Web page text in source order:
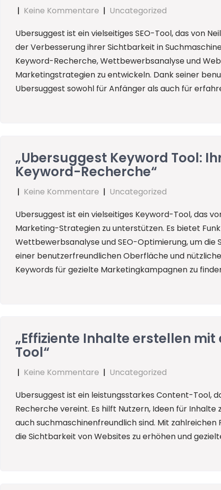
| Keine Kommentare | Uncategorized
Ubersuggest ist ein vielseitiges SEO-Tool, das von
der Verbesserung ihrer Sichtbarkeit in
Keyword-Recherche, Wettbewerbsanalyse und
Marketingstrategien zu entwickeln. Dank seiner
Ubersuggest sowohl für Anfänger als auch für
„Ubersuggest Keyword Tool:
Keyword-Recherche“
| Keine Kommentare | Uncategorized
Ubersuggest ist ein vielseitiges Keyword-Tool, das
Marketing-Strategien zu unterstützen. Es bietet
Wettbewerbsanalyse und SEO-Optimierung, um
einer benutzerfreundlichen Oberfläche und
Keywords für gezielte Marketingkampagnen zu
„Effiziente Inhalte erstellen
Tool“
| Keine Kommentare | Uncategorized
Ubersuggest ist ein leistungsstarkes Content-Tool,
Recherche vereint. Es hilft Nutzern, Ideen für
auch suchmaschinenfreundlich sind. Mit
die Sichtbarkeit von Websites zu erhöhen und